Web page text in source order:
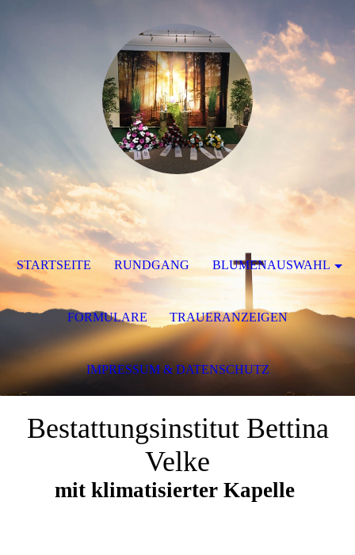
Bestattungsinstitut Bettina
Velke
mit klimatisierter Kapelle
STARTSEITE RUNDGANG BLUMENAUSWAHL
FORMULARE TRAUERANZEIGEN
IMPRESSUM & DATENSCHUTZ